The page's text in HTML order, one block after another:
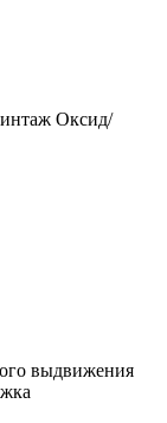
Оксид/
выдвижения